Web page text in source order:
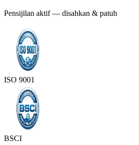
Pensijilan aktif — disahkan & patuh
ISO 9001
BSCI